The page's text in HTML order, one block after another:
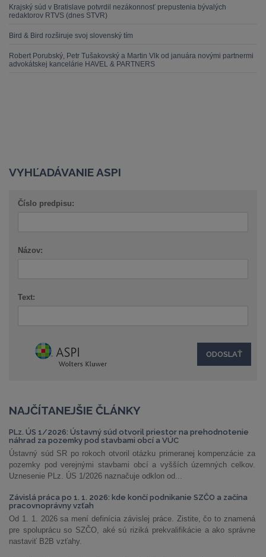
Krajský súd v Bratislave potvrdil nezákonnosť prepustenia bývalých
redaktorov RTVS (dnes STVR)
Bird & Bird rozširuje svoj slovenský tím
Robert Porubský, Petr Tušakovský a Martin Vlk od januára novými partnermi
advokátskej kancelárie HAVEL & PARTNERS
VYHĽADÁVANIE ASPI
Číslo predpisu:
Názov:
Text:
NAJČÍTANEJŠIE ČLÁNKY
PLz. ÚS 1/2026: Ústavný súd otvoril priestor na prehodnotenie
náhrad za pozemky pod stavbami obcí a VÚC
Ústavný súd SR po rokoch otvoril otázku primeranej kompenzácie za
pozemky pod verejnými stavbami obcí a vyšších územných celkov.
Uznesenie PLz. ÚS 1/2026 naznačuje odklon od...
Závislá práca po 1. 1. 2026: kde končí podnikanie SZČO a začína
pracovnoprávny vzťah
Od 1. 1. 2026 sa mení definícia závislej práce. Zistite, čo to znamená
pre spoluprácu so SZČO, aké sú riziká prekvalifikácie a ako správne
nastaviť B2B vzťahy.